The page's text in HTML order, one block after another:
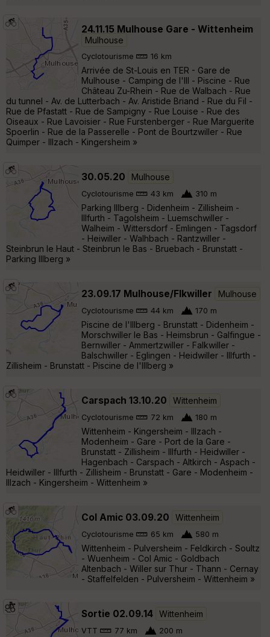
24.11.15 Mulhouse Gare - Wittenheim
Mulhouse
Cyclotourisme 16 km
Arrivée de St-Louis en TER - Gare de
Mulhouse - Camping de l'Ill - Piscine - Rue
Château Zu-Rhein - Rue de Walbach - Rue
du tunnel - Av. de Lutterbach - Av. Aristide Briand - Rue du Fil -
Rue de Pfastatt - Rue de Sampigny - Rue Louise - Rue des
Oiseaux - Rue Lavoisier - Rue Furstenberger - Rue Marguerite
Spoerlin - Rue de la Passerelle - Pont de Bourtzwiller - Rue
Quimper - Illzach - Kingersheim »
30.05.20 Mulhouse
Cyclotourisme 43 km 310 m
Parking Illberg - Didenheim - Zillisheim -
Illfurth - Tagolsheim - Luemschwiller -
Walheim - Wittersdorf - Emlingen - Tagsdorf
- Heiwiller - Walhbach - Rantzwiller -
Steinbrun le Haut - Steinbrun le Bas - Bruebach - Brunstatt -
Parking Illberg »
23.09.17 Mulhouse/Flkwiller Mulhouse
Cyclotourisme 44 km 170 m
Piscine de l'Illberg - Brunstatt - Didenheim -
Morschwiller le Bas - Heimsbrun - Galfingue -
Bernwiller - Ammertzwiller - Falkwiller -
Balschwiller - Eglingen - Heidwiller - Illfurth -
Zillisheim - Brunstatt - Piscine de l'Illberg »
Carspach 13.10.20 Wittenheim
Cyclotourisme 72 km 180 m
Wittenheim - Kingersheim - Illzach -
Modenheim - Gare - Port de la Gare -
Brunstatt - Zillisheim - Illfurth - Heidwiller -
Hagenbach - Carspach - Altkirch - Aspach -
Heidwiller - Illfurth - Zillisheim - Brunstatt - Gare - Modenheim -
Illzach - Kingersheim - Wittenheim »
Col Amic 03.09.20 Wittenheim
Cyclotourisme 65 km 580 m
Wittenheim - Pulversheim - Feldkirch - Soultz
- Wuenheim - Col Amic - Goldbach
Altenbach - Willer sur Thur - Thann - Cernay
- Staffelfelden - Pulversheim - Wittenheim »
Sortie 02.09.14 Wittenheim
VTT 77 km 200 m